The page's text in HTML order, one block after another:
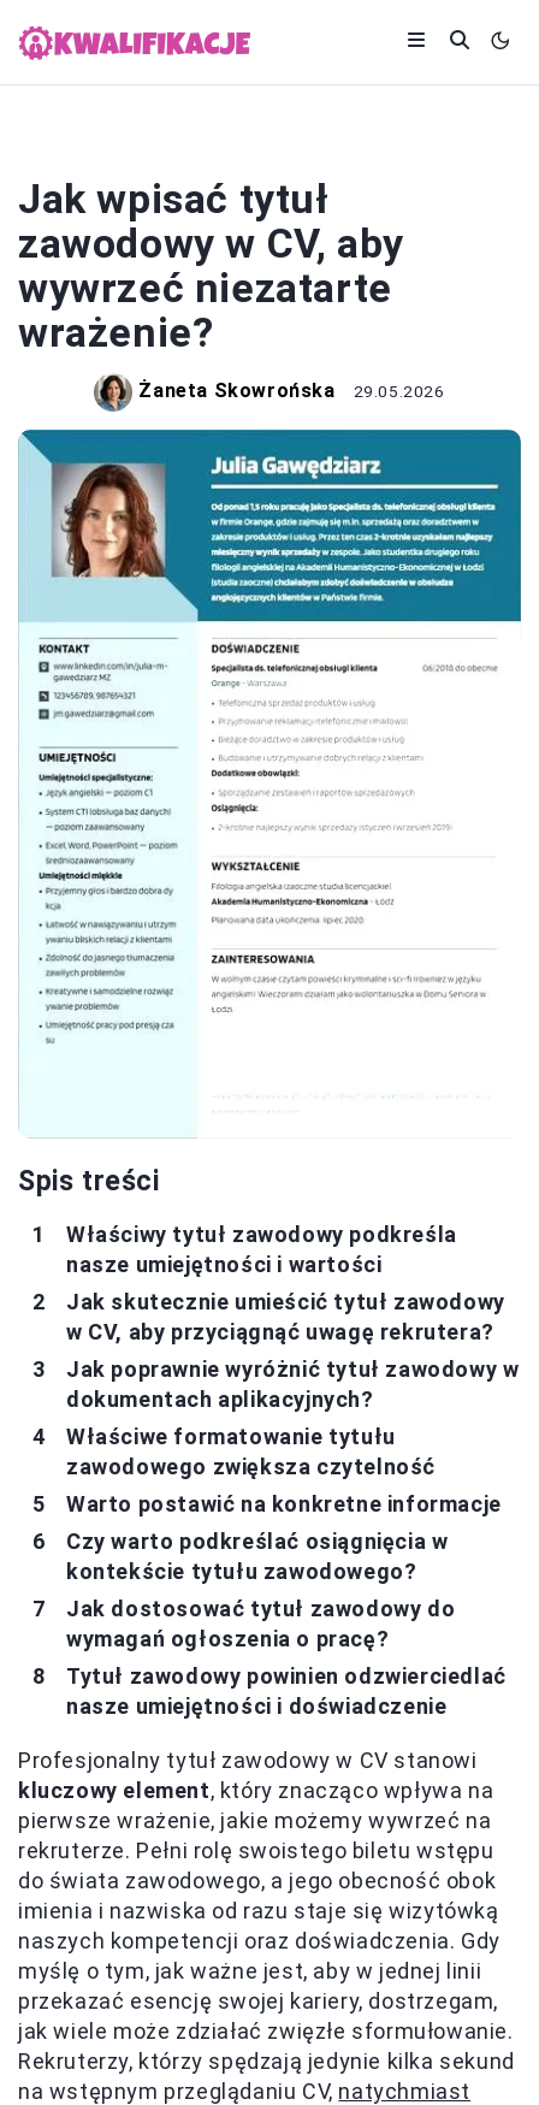
Jak wpisać tytuł
zawodowy w CV, aby
wywrzeć niezatarte
wrażenie?
Żaneta Skowrońska 29.05.2026
Spis treści
Właściwy tytuł zawodowy podkreśla
nasze umiejętności i wartości
Jak skutecznie umieścić tytuł zawodowy
w CV, aby przyciągnąć uwagę rekrutera?
Jak poprawnie wyróżnić tytuł zawodowy w
dokumentach aplikacyjnych?
Właściwe formatowanie tytułu
zawodowego zwiększa czytelność
Warto postawić na konkretne informacje
Czy warto podkreślać osiągnięcia w
kontekście tytułu zawodowego?
Jak dostosować tytuł zawodowy do
wymagań ogłoszenia o pracę?
Tytuł zawodowy powinien odzwierciedlać
nasze umiejętności i doświadczenie
Profesjonalny tytuł zawodowy w CV stanowi
kluczowy element, który znacząco wpływa na
pierwsze wrażenie, jakie możemy wywrzeć na
rekruterze. Pełni rolę swoistego biletu wstępu
do świata zawodowego, a jego obecność obok
imienia i nazwiska od razu staje się wizytówką
naszych kompetencji oraz doświadczenia. Gdy
myślę o tym, jak ważne jest, aby w jednej linii
przekazać esencję swojej kariery, dostrzegam,
jak wiele może zdziałać zwięzłe sformułowanie.
Rekruterzy, którzy spędzają jedynie kilka sekund
na wstępnym przeglądaniu CV, natychmiast